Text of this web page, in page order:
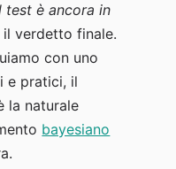
test è ancora in
verdetto finale.
con uno
e pratici, il
la naturale
bayesiano